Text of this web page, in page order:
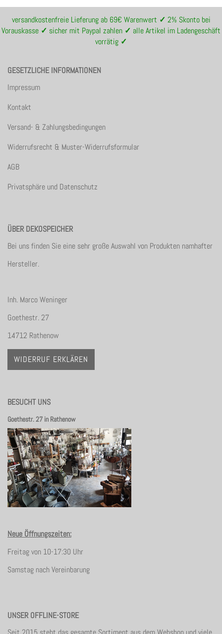
versandkostenfreie Lieferung ab 69€ Warenwert ✓ 2% Skonto bei
Vorauskasse ✓ sicher mit Paypal zahlen ✓ alle Artikel im Ladengeschäft
vorrätig ✓
GESETZLICHE INFORMATIONEN
Impressum
Kontakt
Versand- & Zahlungsbedingungen
Widerrufsrecht & Muster-Widerrufsformular
AGB
Privatsphäre und Datenschutz
ÜBER DEKOSPEICHER
Bei uns finden Sie eine sehr große Auswahl von Produkten namhafter
Hersteller.
Inh. Marco Weninger
Goethestr. 27
14712 Rathenow
WIDERRUF ERKLÄREN
BESUCHT UNS
Goethestr. 27 in Rathenow
Neue Öffnungszeiten:
Freitag von 10-17:30 Uhr
Samstag nach Vereinbarung
UNSER OFFLINE-STORE